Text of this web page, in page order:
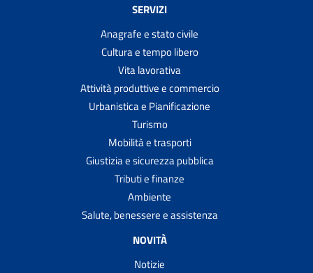
SERVIZI
Anagrafe e stato civile
Cultura e tempo libero
Vita lavorativa
Attività produttive e commercio
Urbanistica e Pianificazione
Turismo
Mobilità e trasporti
Giustizia e sicurezza pubblica
Tributi e finanze
Ambiente
Salute, benessere e assistenza
NOVITÀ
Notizie